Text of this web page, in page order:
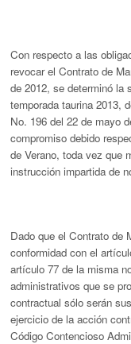
Con respecto a las
revocar el Contrato de
de 2012, se determinó la
temporada taurina 2013,
No. 196 del 22 de mayo
compromiso debido
de Verano, toda vez que
instrucción impartida de
Dado que el Contrato de
conformidad con el
artículo 77 de la misma
administrativos que se
contractual sólo serán
ejercicio de la acción
Código Contencioso